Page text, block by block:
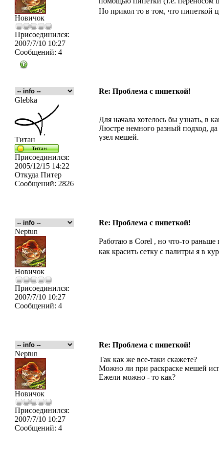
Новичок
Присоединился:
2007/7/10 10:27
Сообщений: 4
Но прикол то в том, что пипеткой
Re: Проблема с пипеткой!
Glebka
Титан
Присоединился:
2005/12/15 14:22
Откуда Питер
Сообщений: 2826
Для начала хотелось бы узнать, в
Люстре немного разный подход, да
узел мешей.
Re: Проблема с пипеткой!
Neptun
Новичок
Присоединился:
2007/7/10 10:27
Сообщений: 4
Работаю в Corel , но что-то
как красить сетку с палитры я в
Re: Проблема с пипеткой!
Neptun
Новичок
Присоединился:
2007/7/10 10:27
Сообщений: 4
Так как же все-таки скажете?
Можно ли при раскраске мешей
Ежели можно - то как?